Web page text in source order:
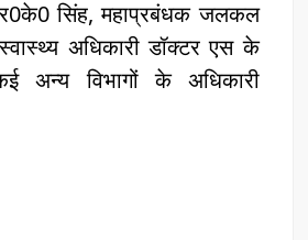
सिंह, महाप्रबंधक जलकल
अधिकारी डॉक्टर एस के
अन्य विभागों के अधिकारी